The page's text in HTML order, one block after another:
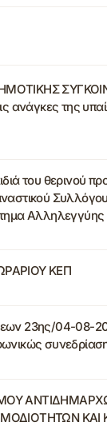
ανάγκες της
του θερινού
Αλληλεγγύης
ΚΕΠ
23ης/04-08-
ΚΑΙ